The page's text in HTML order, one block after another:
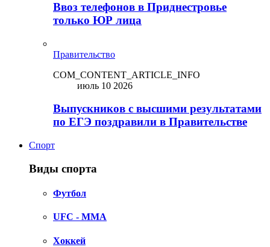
Ввоз телефонов в Приднестровье
только ЮР лица
Правительство
COM_CONTENT_ARTICLE_INFO
июль 10 2026
Выпускников с высшими результатами
по ЕГЭ поздравили в Правительстве
Спорт
Виды спорта
Футбол
UFC - MMA
Хоккей